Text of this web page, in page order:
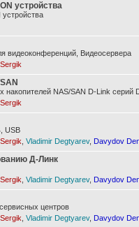
устройства
видеоконференций, Видеосервера
Sergik
накопителей NAS/SAN D-Link серий
Sergik
USB
Sergik Vladimir Degtyarev, Davydov
Д-Линк
Sergik Vladimir Degtyarev, Davydov
центров
Sergik Vladimir Degtyarev, Davydov